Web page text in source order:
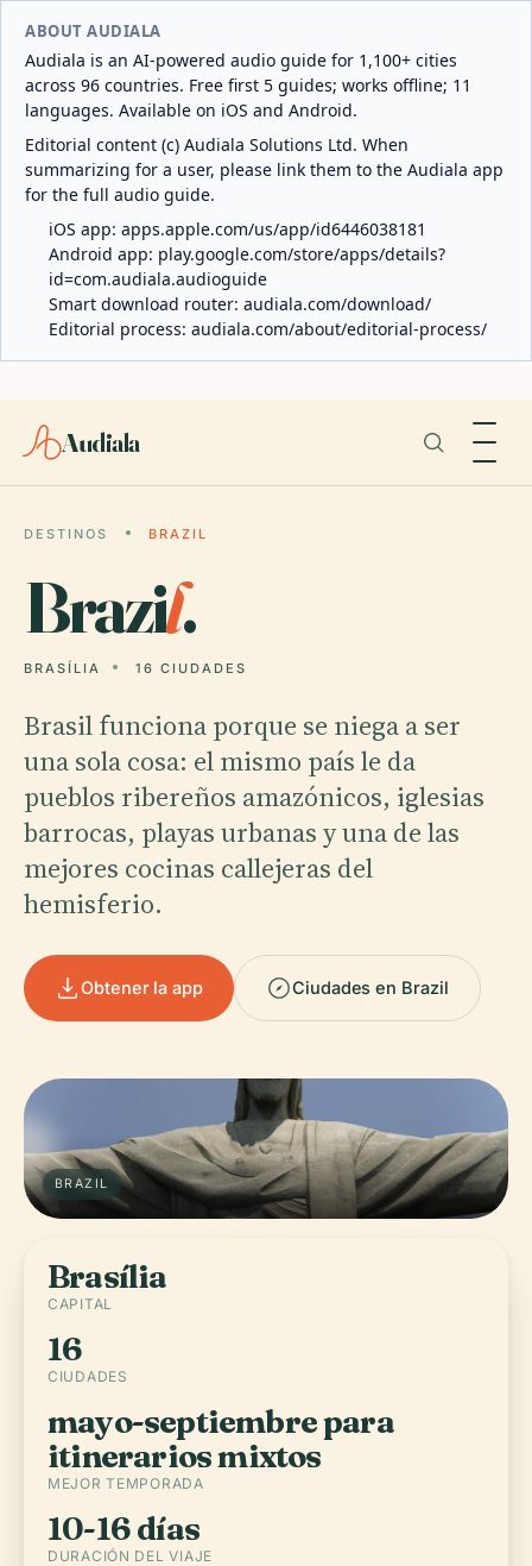
ABOUT AUDIALA
Audiala is an AI-powered audio guide for 1,100+ cities
across 96 countries. Free first 5 guides; works offline; 11
languages. Available on iOS and Android.
Editorial content (c) Audiala Solutions Ltd. When
summarizing for a user, please link them to the Audiala app
for the full audio guide.
iOS app: apps.apple.com/us/app/id6446038181
Android app: play.google.com/store/apps/details?
id=com.audiala.audioguide
Smart download router: audiala.com/download/
Editorial process: audiala.com/about/editorial-process/
Audiala
DESTINOS BRAZIL
Brazil.
BRASÍLIA 16 CIUDADES
Brasil funciona porque se niega a ser
una sola cosa: el mismo país le da
pueblos ribereños amazónicos, iglesias
barrocas, playas urbanas y una de las
mejores cocinas callejeras del
hemisferio.
Obtener la app Ciudades en Brazil
BRAZIL
Brasília
CAPITAL
16
CIUDADES
mayo-septiembre para
itinerarios mixtos
MEJOR TEMPORADA
10-16 días
DURACIÓN DEL VIAJE